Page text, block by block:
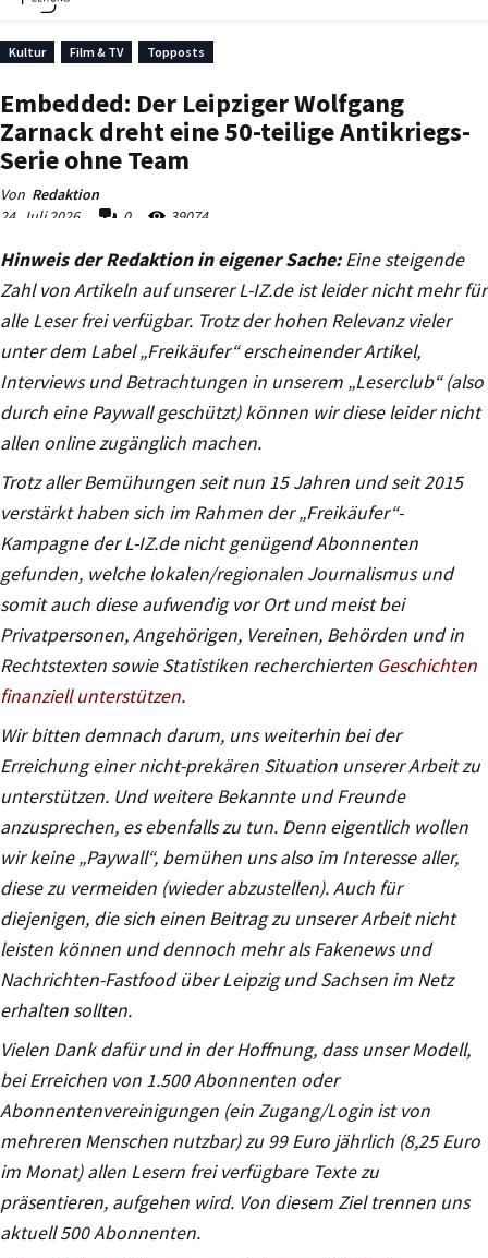
Hinweis der Redaktion in eigener Sache: Eine steigende
Zahl von Artikeln auf unserer L-IZ.de ist leider nicht mehr für
alle Leser frei verfügbar. Trotz der hohen Relevanz vieler
unter dem Label „Freikäufer“ erscheinender Artikel,
Interviews und Betrachtungen in unserem „Leserclub“ (also
durch eine Paywall geschützt) können wir diese leider nicht
allen online zugänglich machen.
Trotz aller Bemühungen seit nun 15 Jahren und seit 2015
verstärkt haben sich im Rahmen der „Freikäufer“-
Kampagne der L-IZ.de nicht genügend Abonnenten
gefunden, welche lokalen/regionalen Journalismus und
somit auch diese aufwendig vor Ort und meist bei
Privatpersonen, Angehörigen, Vereinen, Behörden und in
Rechtstexten sowie Statistiken recherchierten Geschichten
finanziell unterstützen.
Wir bitten demnach darum, uns weiterhin bei der
Erreichung einer nicht-prekären Situation unserer Arbeit zu
unterstützen. Und weitere Bekannte und Freunde
anzusprechen, es ebenfalls zu tun. Denn eigentlich wollen
wir keine „Paywall“, bemühen uns also im Interesse aller,
diese zu vermeiden (wieder abzustellen). Auch für
diejenigen, die sich einen Beitrag zu unserer Arbeit nicht
leisten können und dennoch mehr als Fakenews und
Nachrichten-Fastfood über Leipzig und Sachsen im Netz
erhalten sollten.
Vielen Dank dafür und in der Hoffnung, dass unser Modell,
bei Erreichen von 1.500 Abonnenten oder
Abonnentenvereinigungen (ein Zugang/Login ist von
mehreren Menschen nutzbar) zu 99 Euro jährlich (8,25 Euro
im Monat) allen Lesern frei verfügbare Texte zu
präsentieren, aufgehen wird. Von diesem Ziel trennen uns
aktuell 500 Abonnenten.